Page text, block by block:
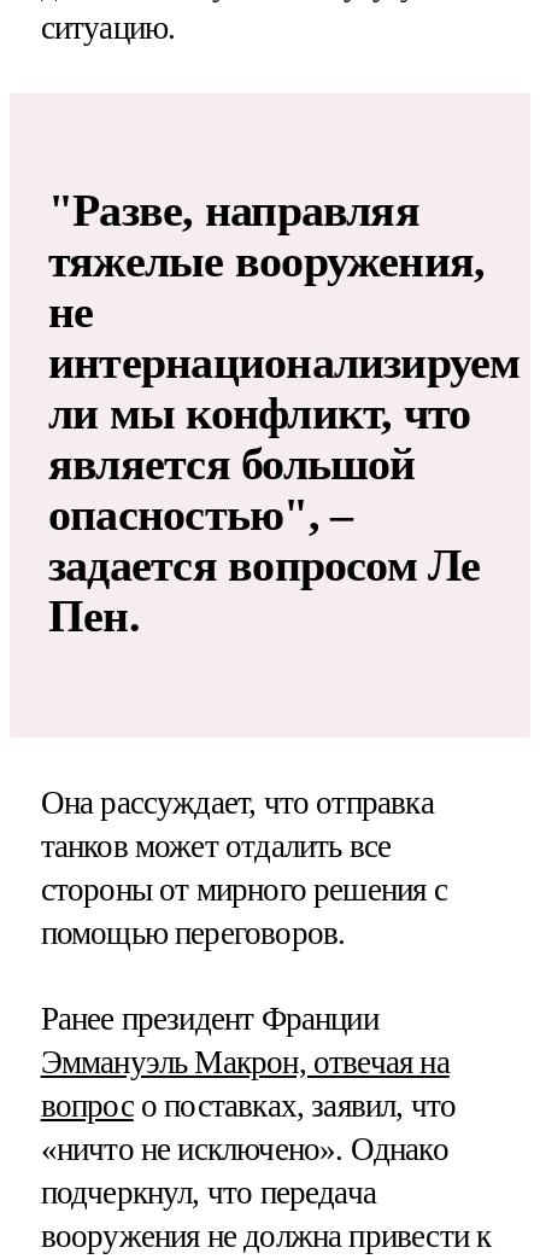
ситуацию.
"Разве, направляя
тяжелые вооружения,
не
интернационализируем
ли мы конфликт, что
является большой
опасностью", –
задается вопросом Ле
Пен.
Она рассуждает, что отправка
танков может отдалить все
стороны от мирного решения с
помощью переговоров.
Ранее президент Франции
Эммануэль Макрон, отвечая на
вопросо поставках, заявил, что
«ничто не исключено». Однако
подчеркнул, что передача
вооружения не должна привести к